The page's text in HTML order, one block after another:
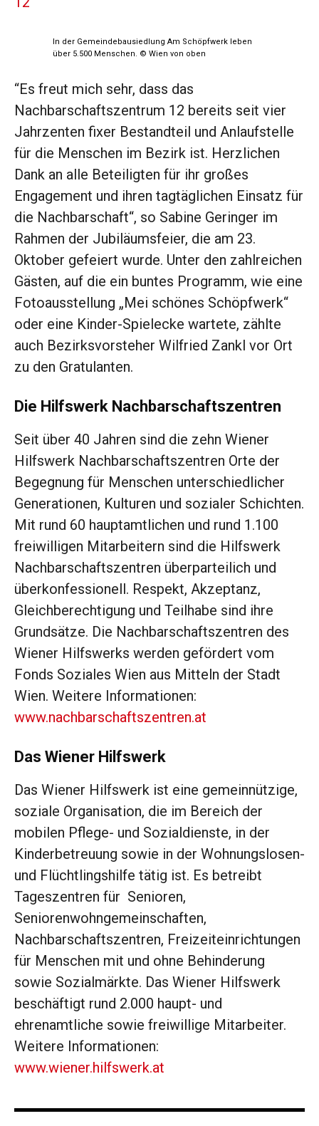
In der Gemeindebausiedlung Am Schöpfwerk leben
über 5.500 Menschen. © Wien von oben
“Es freut mich sehr, dass das
Nachbarschaftszentrum 12 bereits seit vier
Jahrzenten fixer Bestandteil und Anlaufstelle
für die Menschen im Bezirk ist. Herzlichen
Dank an alle Beteiligten für ihr großes
Engagement und ihren tagtäglichen Einsatz für
die Nachbarschaft“, so Sabine Geringer im
Rahmen der Jubiläumsfeier, die am 23.
Oktober gefeiert wurde. Unter den zahlreichen
Gästen, auf die ein buntes Programm, wie eine
Fotoausstellung „Mei schönes Schöpfwerk“
oder eine Kinder-Spielecke wartete, zählte
auch Bezirksvorsteher Wilfried Zankl vor Ort
zu den Gratulanten.
Die Hilfswerk Nachbarschaftszentren
Seit über 40 Jahren sind die zehn Wiener
Hilfswerk Nachbarschaftszentren Orte der
Begegnung für Menschen unterschiedlicher
Generationen, Kulturen und sozialer Schichten.
Mit rund 60 hauptamtlichen und rund 1.100
freiwilligen Mitarbeitern sind die Hilfswerk
Nachbarschaftszentren überparteilich und
überkonfessionell. Respekt, Akzeptanz,
Gleichberechtigung und Teilhabe sind ihre
Grundsätze. Die Nachbarschaftszentren des
Wiener Hilfswerks werden gefördert vom
Fonds Soziales Wien aus Mitteln der Stadt
Wien. Weitere Informationen:
www.nachbarschaftszentren.at
Das Wiener Hilfswerk
Das Wiener Hilfswerk ist eine gemeinnützige,
soziale Organisation, die im Bereich der
mobilen Pflege- und Sozialdienste, in der
Kinderbetreuung sowie in der Wohnungslosen-
und Flüchtlingshilfe tätig ist. Es betreibt
Tageszentren für Senioren,
Seniorenwohngemeinschaften,
Nachbarschaftszentren, Freizeiteinrichtungen
für Menschen mit und ohne Behinderung
sowie Sozialmärkte. Das Wiener Hilfswerk
beschäftigt rund 2.000 haupt- und
ehrenamtliche sowie freiwillige Mitarbeiter.
Weitere Informationen:
www.wiener.hilfswerk.at